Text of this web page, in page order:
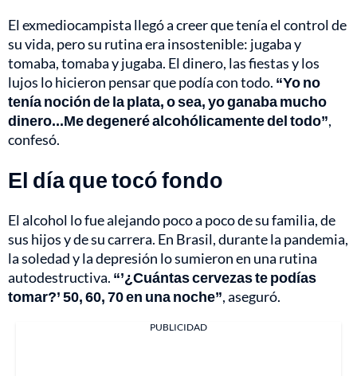
El exmediocampista llegó a creer que tenía el control de
su vida, pero su rutina era insostenible: jugaba y
tomaba, tomaba y jugaba. El dinero, las fiestas y los
lujos lo hicieron pensar que podía con todo. “Yo no
tenía noción de la plata, o sea, yo ganaba mucho
dinero...Me degeneré alcohólicamente del todo”,
confesó.
El día que tocó fondo
El alcohol lo fue alejando poco a poco de su familia, de
sus hijos y de su carrera. En Brasil, durante la pandemia,
la soledad y la depresión lo sumieron en una rutina
autodestructiva. “’¿Cuántas cervezas te podías
tomar?’ 50, 60, 70 en una noche”, aseguró.
PUBLICIDAD